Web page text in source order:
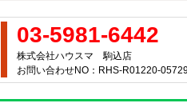
03-5981-6442
株式会社ハウスマ 駒込店
お問い合わせNO：RHS-R01220-